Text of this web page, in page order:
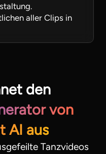
aller Clips in
den
von
AI aus
Tanzvideos